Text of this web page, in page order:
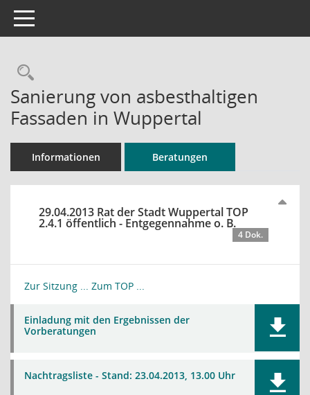
Toggle navigation
Rechercheauswahl
Sanierung von asbesthaltigen
Fassaden in Wuppertal
Informationen Beratungen
29.04.2013 Rat der Stadt Wuppertal TOP
2.4.1 öffentlich - Entgegennahme o. B.
4 Dok.
Zur Sitzung ... Zum TOP ...
Einladung mit den Ergebnissen der
Vorberatungen
Nachtragsliste - Stand: 23.04.2013, 13.00 Uhr